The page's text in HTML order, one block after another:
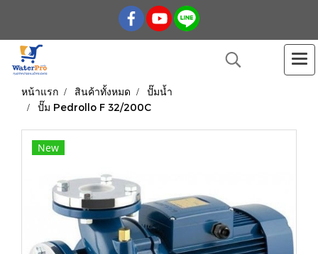
หน้าแรก สินค้าทั้งหมด
ปั๊มน้ำ
ปั๊ม Pedrollo F 32/200C
New